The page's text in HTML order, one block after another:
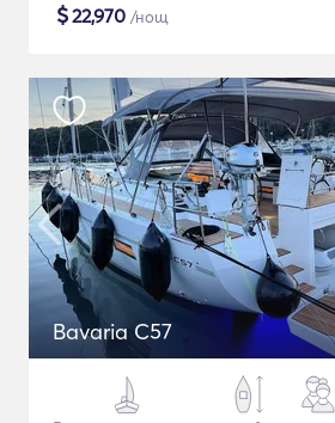
$22,970 /нощ
Bavaria C57